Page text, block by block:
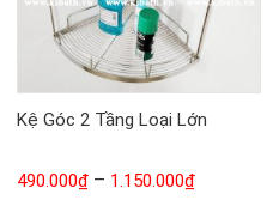
Kệ Góc 2 Tầng Loại Lớn
490.000₫ – 1.150.000₫